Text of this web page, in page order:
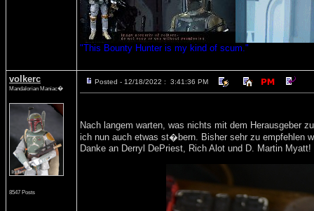
"This Bounty Hunter is my kind of scum."
volkerc
Mandalorian Maniac�
8547 Posts
Posted - 12/18/2022 : 3:41:36 PM
Nach langem warten, was nichts mit dem Herausgeber
ich nun auch etwas st�bern. Bisher sehr zu empfehlen
Danke an Derryl DePriest, Rich Alot und D. Martin Myatt!